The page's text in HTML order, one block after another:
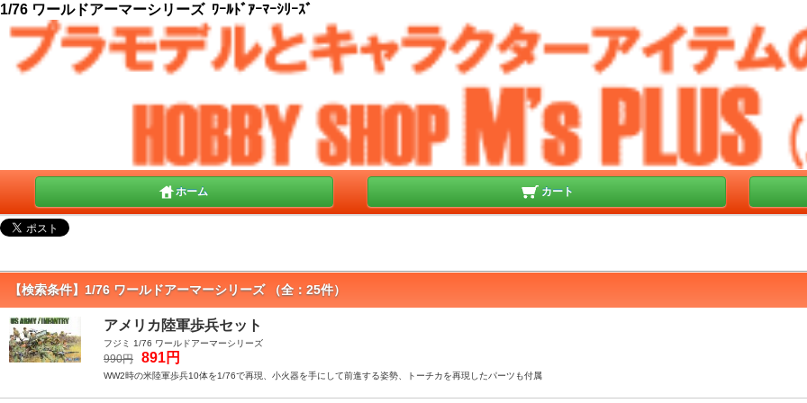
1/76 ワールドアーマーシリーズ ﾜｰﾙﾄﾞｱｰﾏｰｼﾘｰｽﾞ
ホーム カート
【検索条件】1/76 ワールドアーマーシリーズ （全：25件）
アメリカ陸軍歩兵セット
フジミ 1/76 ワールドアーマーシリーズ
990円 891円
WW2時の米陸軍歩兵10体を1/76で再現、小火器を手にして前進する姿勢、トーチカを再現したパーツも付属